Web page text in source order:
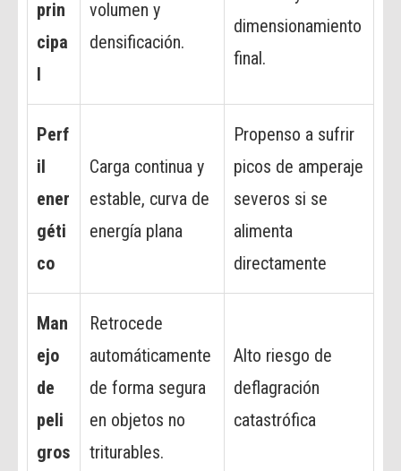
prin
cipa
l
volumen y
densificación.
dimensionamiento
final.
Perf
il
ener
géti
co
Carga continua y
estable, curva de
energía plana
Propenso a sufrir
picos de amperaje
severos si se
alimenta
directamente
Man
ejo
de
peli
gros
Retrocede
automáticamente
de forma segura
en objetos no
triturables.
Alto riesgo de
deflagración
catastrófica